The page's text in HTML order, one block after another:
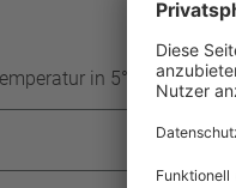
in 5°C Stufen